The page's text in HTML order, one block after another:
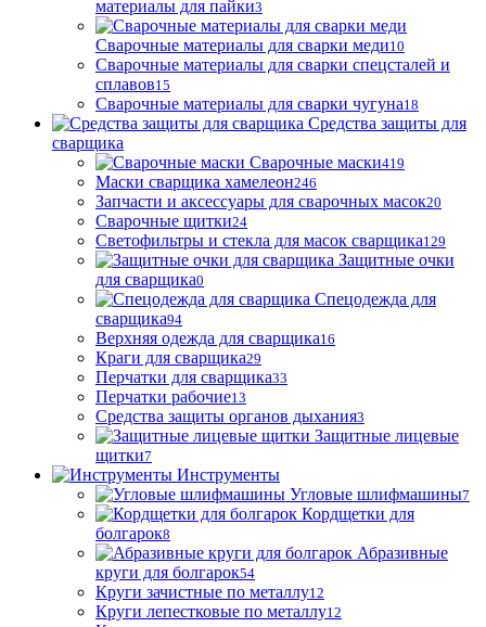
материалы для пайки3
Сварочные материалы для сварки меди10
Сварочные материалы для сварки спецсталей и
сплавов15
Сварочные материалы для сварки чугуна18
Средства защиты для
сварщика
Сварочные маски419
Маски сварщика хамелеон246
Запчасти и аксессуары для сварочных масок20
Сварочные щитки24
Светофильтры и стекла для масок сварщика129
Защитные очки
для сварщика0
Спецодежда для
сварщика94
Верхняя одежда для сварщика16
Краги для сварщика29
Перчатки для сварщика33
Перчатки рабочие13
Средства защиты органов дыхания3
Защитные лицевые
щитки7
Инструменты
Угловые шлифмашины7
Кордщетки для
болгарок8
Абразивные
круги для болгарок54
Круги зачистные по металлу12
Круги лепестковые по металлу12